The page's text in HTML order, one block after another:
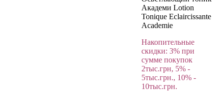
Академи Lotion
Tonique Eclaircissante
Academie
Накопительные
скидки: 3% при
сумме покупок
2тыс.грн, 5% -
5тыс.грн., 10% -
10тыс.грн.